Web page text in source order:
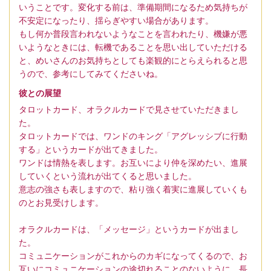
いうことです。変化する前は、準備期間になるため気持ちが
不安定になったり、揺らぎやすい場合があります。
もし何か普段言われないようなことを言われたり、機嫌が悪
いようなときには、転機であることを思い出していただける
と、めいさんのお気持ちとしても楽観的にとらえられると思
うので、参考にしてみてくださいね。
彼との展望
タロットカード、オラクルカードで見させていただきまし
た。
タロットカードでは、ワンドのキング「アグレッシブに行動
する」というカードが出てきました。
ワンドは情熱を表します。お互いにより仲を深めたい、進展
していくという流れが出てくると思いました。
意志の強さも表しますので、粘り強く着実に進展していくも
のとお見受けします。
オラクルカードは、「メッセージ」というカードが出まし
た。
コミュニケーションがこれからのカギになってくるので、お